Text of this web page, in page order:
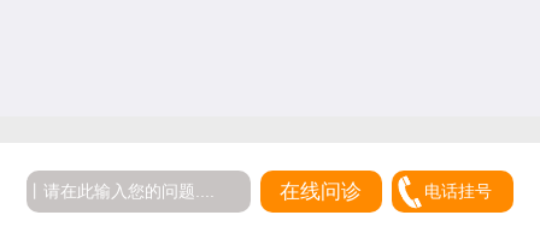
在线问诊 电话挂号